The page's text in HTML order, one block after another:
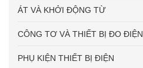
ÁT VÀ KHỞI ĐỘNG TỪ
CÔNG TƠ VÀ THIẾT BỊ ĐO ĐIỆN
PHỤ KIỆN THIẾT BỊ ĐIỆN